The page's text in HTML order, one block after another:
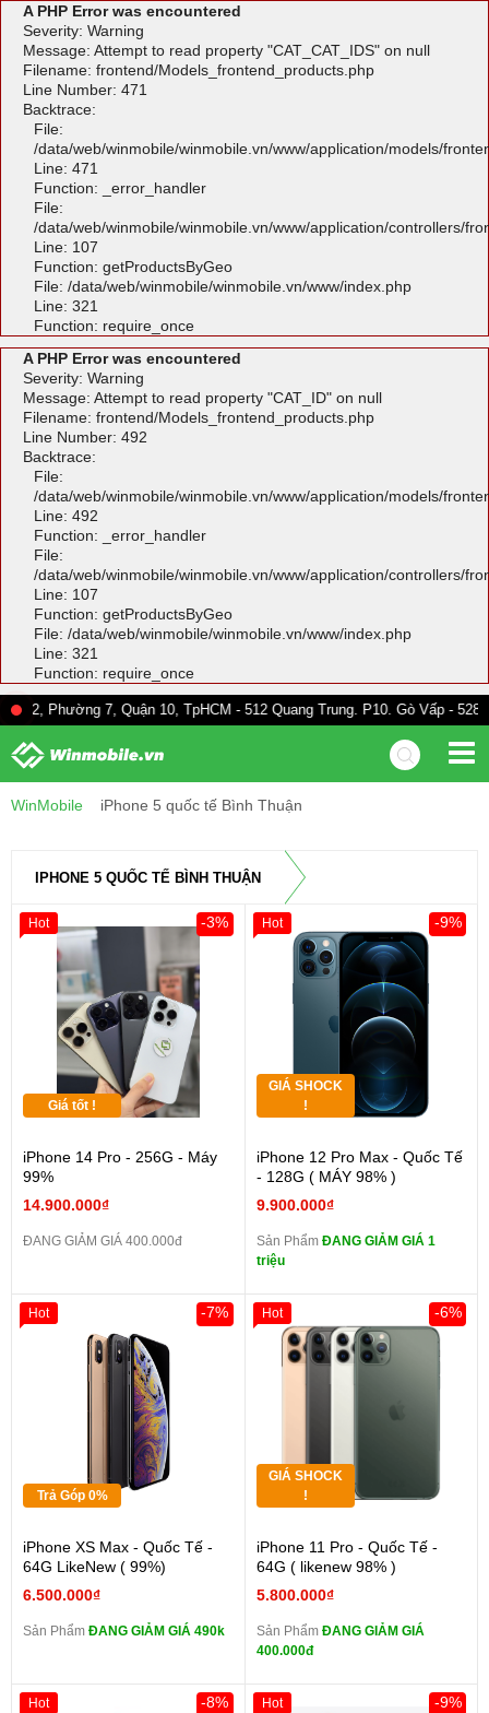
A PHP Error was encountered
Severity: Warning
Message: Attempt to read property "CAT_CAT_IDS" on null
Filename: frontend/Models_frontend_products.php
Line Number: 471
Backtrace:
File:
/data/web/winmobile/winmobile.vn/www/application/models/
Line: 471
Function: _error_handler
File:
/data/web/winmobile/winmobile.vn/www/application/controllers/
Line: 107
Function: getProductsByGeo
File: /data/web/winmobile/winmobile.vn/www/index.php
Line: 321
Function: require_once
A PHP Error was encountered
Severity: Warning
Message: Attempt to read property "CAT_ID" on null
Filename: frontend/Models_frontend_products.php
Line Number: 492
Backtrace:
File:
/data/web/winmobile/winmobile.vn/www/application/models/
Line: 492
Function: _error_handler
File:
/data/web/winmobile/winmobile.vn/www/application/controllers/
Line: 107
Function: getProductsByGeo
File: /data/web/winmobile/winmobile.vn/www/index.php
Line: 321
Function: require_once
7, Quận 10, TpHCM - 512 Quang Trung. P10. Gò Vấp - 528A Trường
WinMobile iPhone 5 quốc tế Bình Thuận
IPHONE 5 QUỐC TẾ BÌNH THUẬN
Giá tốt !
iPhone 14 Pro - 256G - Máy
99%
14.900.000₫
-3%
ĐANG GIẢM GIÁ 400.000đ
Hot
GIÁ SHOCK
!
iPhone 12 Pro Max - Quốc Tế
- 128G ( MÁY 98% )
9.900.000₫
-9%
Sản Phẩm ĐANG GIẢM GIÁ 1
triệu
Hot
Trả Góp 0%
iPhone XS Max - Quốc Tế -
64G LikeNew ( 99%)
6.500.000₫
-7%
Sản Phẩm ĐANG GIẢM GIÁ 490k
Hot
GIÁ SHOCK
!
iPhone 11 Pro - Quốc Tế -
64G ( likenew 98% )
5.800.000₫
-6%
Sản Phẩm ĐANG GIẢM GIÁ
400.000đ
Hot
-8%
Hot -9%
Hot